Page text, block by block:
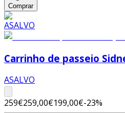
Comprar
Carrinho de passeio
ASALVO
259€259,00€199,00€-23%